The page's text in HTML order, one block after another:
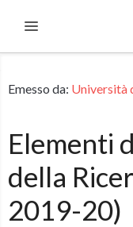
Espandi
Emesso da: Università
Elementi
della
2019-20)